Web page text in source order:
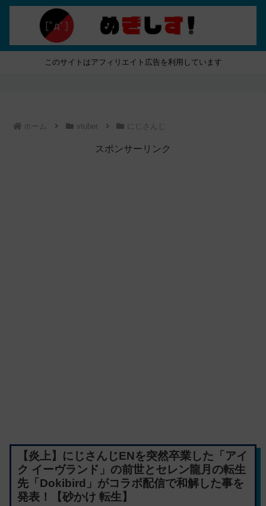
このサイトはアフィリエイト広告を利用しています
ホーム vtuber にじさんじ
スポンサーリンク
【炎上】にじさんじENを突然卒業した「アイ
ク イーヴランド」の前世とセレン龍月の転生
先「Dokibird」がコラボ配信で和解した事を
発表！【砂かけ 転生】